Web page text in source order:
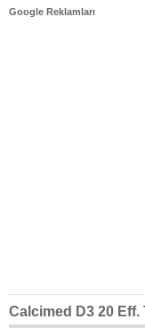
Google Reklamları
Calcimed D3 20